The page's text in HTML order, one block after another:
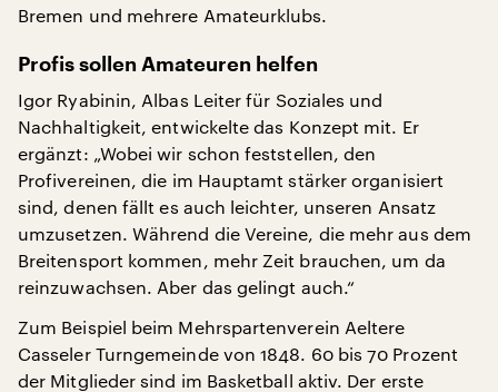
Bremen und mehrere Amateurklubs.
Profis sollen Amateuren helfen
Igor Ryabinin, Albas Leiter für Soziales und
Nachhaltigkeit, entwickelte das Konzept mit. Er
ergänzt: „Wobei wir schon feststellen, den
Profivereinen, die im Hauptamt stärker organisiert
sind, denen fällt es auch leichter, unseren Ansatz
umzusetzen. Während die Vereine, die mehr aus dem
Breitensport kommen, mehr Zeit brauchen, um da
reinzuwachsen. Aber das gelingt auch.“
Zum Beispiel beim Mehrspartenverein Aeltere
Casseler Turngemeinde von 1848. 60 bis 70 Prozent
der Mitglieder sind im Basketball aktiv. Der erste